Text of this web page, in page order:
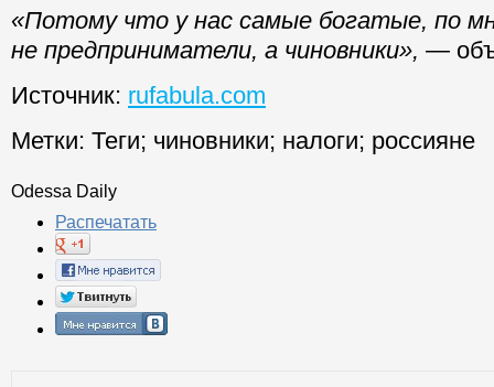
«Потому что у нас самые богатые, по
не предприниматели, а чиновники», —
Источник: rufabula.com
Метки: Теги; чиновники; налоги; россияне
Odessa Daily
Распечатать